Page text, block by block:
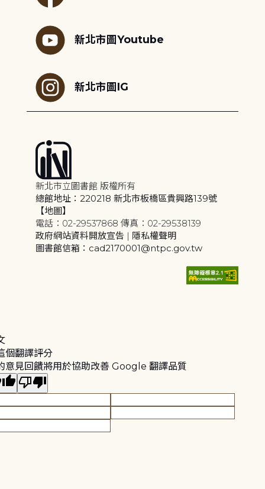
新北市圖Youtube
新北市圖IG
新北市立圖書館 版權所有
總館地址：220218 新北市板橋區貴興路139號
【地圖】
電話：02-29537868 傳真：02-29538139
政府網站資料開放宣告 | 隱私權聲明
圖書館信箱：cad2170001@ntpc.gov.tw
個翻譯評分
意見回饋將用於協助改善 Google 翻譯品質